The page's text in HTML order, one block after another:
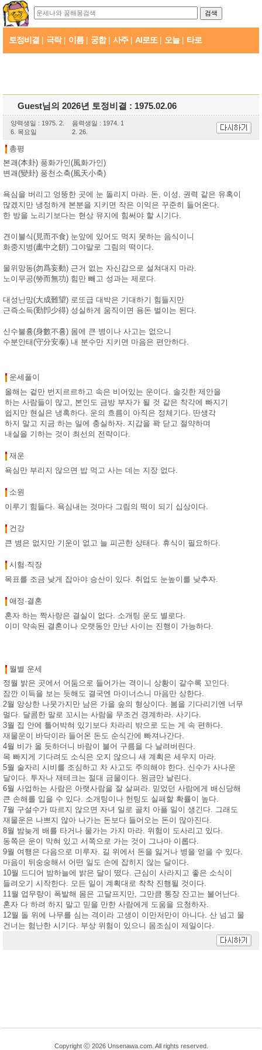
토정비결 극락 이름 궁합 사주 AI로또 오늘 타로
Guest님의 2026년 토정비결 : 1975.02.06
양력생일 : 1975. 2.
6. 목요일
음력생일 : 1974. 1
2. 26.
총평
본괘(本卦) 풍화가인(風화가인)
변괘(變卦) 풍천소축(風天小축)
욕심을 버리고 엉뚱한 곳에 눈 돌리지 마라. 돈, 이성, 권력 같은 유혹이
많겠지만 냉정하게 본분을 지키면 작은 이익은 꾸준히 들어온다.
한 방을 노리기보다는 현상 유지에 힘써야 할 시기다.
견이불식(見而不食) 눈앞에 있어도 먹지 못하는 음식이니
화중지병(畵中之餠) 그야말로 그림의 떡이다.
물위망동(勿爲妄動) 근거 없는 자신감으로 설쳐대지 마라.
노이무공(勞而無功) 힘만 빼고 성과는 제로다.
대성난망(大成難望) 로또급 대박은 기대하기 힘들지만
근즉소득(勤卽少得) 성실하게 움직이면 용돈 벌이는 된다.
신수불흉(身數不흉) 몸에 큰 병이나 사고는 없으니
수분안태(守分安泰) 내 분수만 지키면 마음은 편안하다.
운세풀이
올해는 겉만 번지르르하고 속은 비어있는 운이다. 솔깃한 제안을
하는 사람들이 많고, 본인도 금방 부자가 될 것 같은 착각에 빠지기
쉽지만 현실은 냉혹하다. 운의 흐름이 아직은 정체기다. 딴생각
하지 말고 지금 하는 일에 충실하자. 지갑을 꽉 닫고 절약하며
내실을 기하는 것이 최선의 전략이다.
재운
욕심만 부리지 않으면 밥 먹고 사는 데는 지장 없다.
소원
이루기 힘들다. 욕심내는 것마다 그림의 떡이 되기 십상이다.
건강
큰 병은 없지만 기운이 없고 늘 피곤한 상태다. 휴식이 필요하다.
시험·직장
목표를 조금 낮게 잡아야 승산이 있다. 취업도 눈높이를 낮추자.
애정·결혼
혼자 하는 짝사랑은 결실이 없다. 소개팅 운도 별로다.
이미 약속된 결혼이나 오랫동안 만난 사이는 진행이 가능하다.
월별 운세
정월 밝은 곳에서 어둠으로 들어가는 격이니 상황이 갈수록 꼬인다.
잠깐 이득을 보는 듯해도 결국엔 마이너스니 마음만 상한다.
2월 앙상한 나뭇가지만 남은 가을 숲의 형상이다. 봄을 기다리기엔 너무
멀다. 달콤한 말로 꼬시는 사람을 무조건 경계하라. 사기다.
3월 집 안에 틀어박혀 있기보다 차라리 밖으로 도는 게 속 편하다.
재물운이 바닥이라 들어온 돈도 순식간에 빠져나간다.
4월 비가 올 듯하더니 바람이 불어 구름을 다 날려버린다.
목 빠지게 기다려도 소식은 오지 않으니 새 계획은 세우지 마라.
5월 술자리 시비를 조심하고 차 사고도 주의해야 한다. 신수가 사나운
달이다. 투자나 재테크는 절대 금물이다. 원금만 날린다.
6월 사업하는 사람은 아랫사람을 잘 살펴라. 믿었던 사람에게 배신당해
큰 손해를 입을 수 있다. 소개팅이나 헌팅도 실패할 확률이 높다.
7월 구설수가 따르지 않으면 자녀 일로 골치 아플 일이 생긴다. 그래도
재물운은 나쁘지 않아 나가는 돈보다 들어오는 돈이 많아진다.
8월 밤늦게 배를 타거나 물가는 가지 마라. 위험이 도사리고 있다.
동쪽은 운이 막혀 있고 서쪽으로 가는 것이 그나마 이롭다.
9월 여행은 다음으로 미루자. 길 위에서 돈을 잃거나 병을 얻을 수 있다.
마음이 뒤숭숭해서 어떤 일도 손에 잡히지 않는 달이다.
10월 드디어 밤하늘에 밝은 달이 떴다. 근심이 사라지고 좋은 소식이
들려오기 시작한다. 모든 일이 계획대로 착착 진행될 것이다.
11월 업무량이 폭발해 몸은 고달프지만, 그만큼 통장 잔고는 불어난다.
혼자 다 하려 하지 말고 믿을 만한 사람에게 도움을 요청하자.
12월 돌 위에 나무를 심는 격이라 고생이 이만저만이 아니다. 산 넘고 물
건너는 험난한 시기다. 부상 위험이 있으니 몸조심이 제일이다.
Copyright ⓒ 2026 Unsenawa.com. All rights reserved.